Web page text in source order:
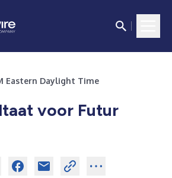
Eastern Daylight Time
voor Futur